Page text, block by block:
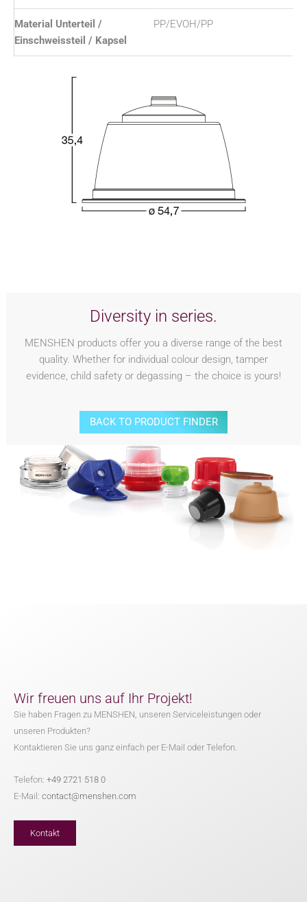
Material Unterteil /
Einschweissteil / Kapsel
PP/EVOH/PP
Diversity in series.
MENSHEN products offer you a diverse range of the best
quality. Whether for individual colour design, tamper
evidence, child safety or degassing – the choice is yours!
BACK TO PRODUCT FINDER
Wir freuen uns auf Ihr Projekt!
Sie haben Fragen zu MENSHEN, unseren Serviceleistungen oder
unseren Produkten?
Kontaktieren Sie uns ganz einfach per E-Mail oder Telefon.
Telefon: +49 2721 518 0
E-Mail: contact@menshen.com
Kontakt